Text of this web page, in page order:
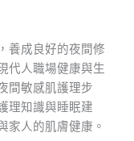
養成良好的夜間修
代人職場健康與生
間敏感肌護理步
理知識與睡眠建
家人的肌膚健康。